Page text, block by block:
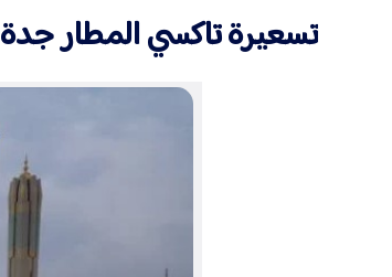
تسعيرة تاكسي المطار جدة